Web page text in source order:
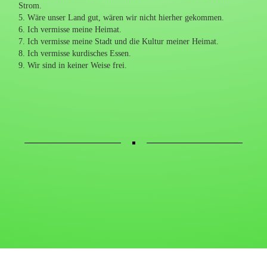
Strom.
5. Wäre unser Land gut, wären wir nicht hierher gekommen.
6. Ich vermisse meine Heimat.
7. Ich vermisse meine Stadt und die Kultur meiner Heimat.
8. Ich vermisse kurdisches Essen.
9. Wir sind in keiner Weise frei.